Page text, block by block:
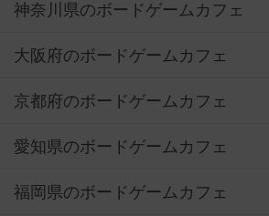
神奈川県のボードゲームカフェ
大阪府のボードゲームカフェ
京都府のボードゲームカフェ
愛知県のボードゲームカフェ
福岡県のボードゲームカフェ